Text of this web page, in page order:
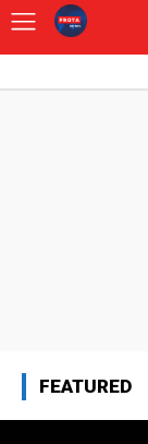
FEATURED